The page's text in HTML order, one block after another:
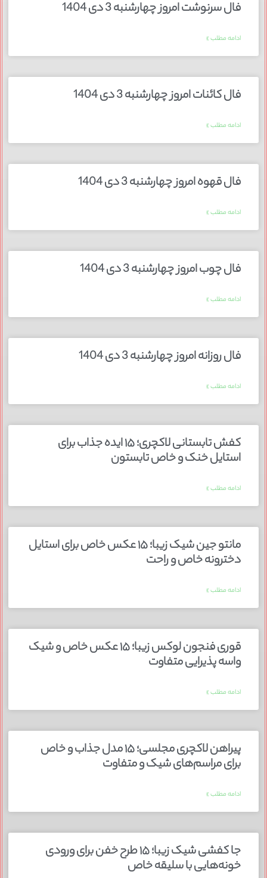
فال سرنوشت امروز چهارشنبه 3 دی 1404
ادامه مطلب »
فال کائنات امروز چهارشنبه 3 دی 1404
ادامه مطلب »
فال قهوه امروز چهارشنبه 3 دی 1404
ادامه مطلب »
فال چوب امروز چهارشنبه 3 دی 1404
ادامه مطلب »
فال روزانه امروز چهارشنبه 3 دی 1404
ادامه مطلب »
کفش تابستانی لاکچری؛ ۱۵ ایده‌ جذاب برای
استایل خنک و خاص تابستون
ادامه مطلب »
مانتو جین شیک زیبا؛ ۱۵ عکس خاص برای استایل
دخترونه خاص و راحت
ادامه مطلب »
قوری فنجون لوکس زیبا؛ ۱۵ عکس خاص و شیک
واسه پذیرایی متفاوت
ادامه مطلب »
پیراهن لاکچری مجلسی؛ ۱۵ مدل جذاب و خاص
برای مراسم‌های شیک و متفاوت
ادامه مطلب »
جا کفشی شیک زیبا؛ ۱۵ طرح خفن برای ورودی
خونه‌هایی با سلیقه خاص